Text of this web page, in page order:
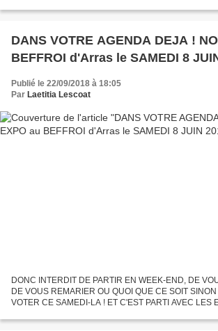
PEUT-IL...
DANS VOTRE AGENDA DEJA !
BEFFROI d'Arras le SAMEDI 8
Publié le 22/09/2018 à 18:05
Par Laetitia Lescoat
DONC INTERDIT DE PARTIR EN WEEK-END, DE
DE VOUS REMARIER OU QUOI QUE CE SOIT
VOTER CE SAMEDI-LA ! ET C'EST PARTI AVEC LES
BRIANNA, HUGO,...